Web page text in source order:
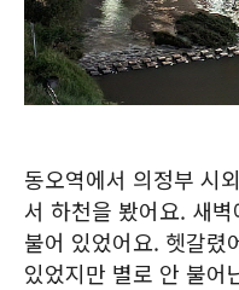
동오역에서 의정부 시
서 하천을 봤어요. 새
불어 있었어요. 헷갈렸
있었지만 별로 안 불어